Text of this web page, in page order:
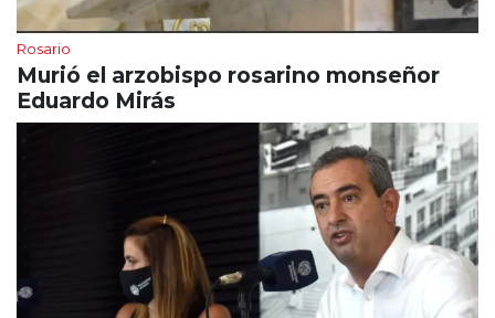
Rosario
Murió el arzobispo rosarino monseñor
Eduardo Mirás